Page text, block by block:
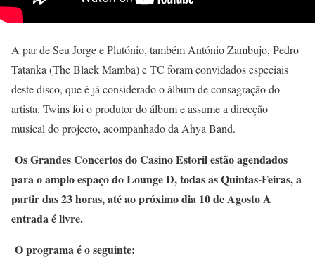
A par de Seu Jorge e Plutónio, também António Zambujo, Pedro
Tatanka (The Black Mamba) e TC foram convidados especiais
deste disco, que é já considerado o álbum de consagração do
artista. Twins foi o produtor do álbum e assume a direcção
musical do projecto, acompanhado da Ahya Band.
Os Grandes Concertos do Casino Estoril estão agendados
para o amplo espaço do Lounge D, todas as Quintas-Feiras, a
partir das 23 horas, até ao próximo dia 10 de Agosto A
entrada é livre.
O programa é o seguinte: